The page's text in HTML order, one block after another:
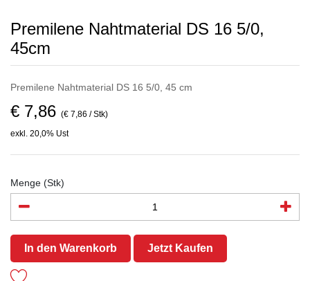
Premilene Nahtmaterial DS 16 5/0,
45cm
Premilene Nahtmaterial DS 16 5/0, 45 cm
€ 7,86 (€ 7,86 / Stk)
exkl. 20,0% Ust
Menge (Stk)
In den Warenkorb Jetzt Kaufen